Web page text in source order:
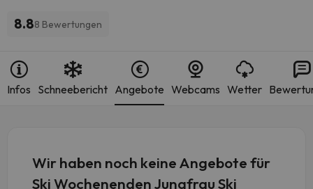
8.88 Bewertungen
Infos Schneebericht Angebote Webcams Wetter
Wir haben noch keine Angebote für
Ski Wochenenden Jungfrau Ski